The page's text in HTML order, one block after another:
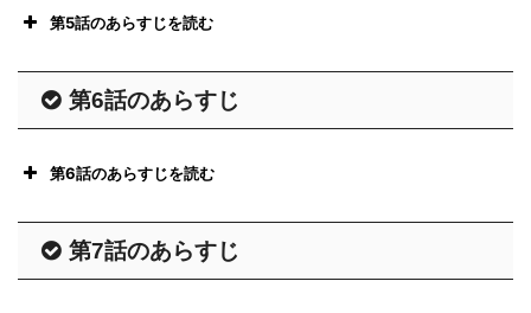
第5話のあらすじを読む
第6話のあらすじ
第6話のあらすじを読む
第7話のあらすじ